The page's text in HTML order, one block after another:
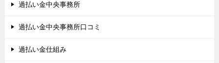
過払い金中央事務所
過払い金中央事務所口コミ
過払い金仕組み